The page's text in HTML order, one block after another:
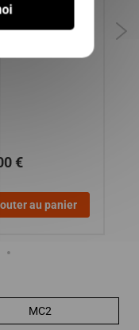
( phase 2 et 3 ),
DUE 2 P85, DUE 3-5,
€
au panier
MC2